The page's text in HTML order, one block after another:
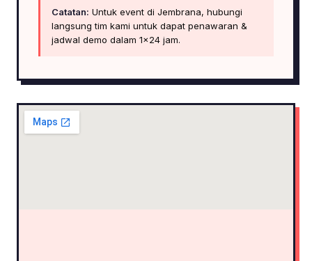
Catatan: Untuk event di Jembrana, hubungi
langsung tim kami untuk dapat penawaran &
jadwal demo dalam 1×24 jam.